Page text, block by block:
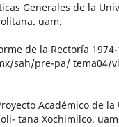
Generales de la
uam.
de la Rectoría
sah/pre-pa/ tema04/
Académico de
tana Xochimilco.